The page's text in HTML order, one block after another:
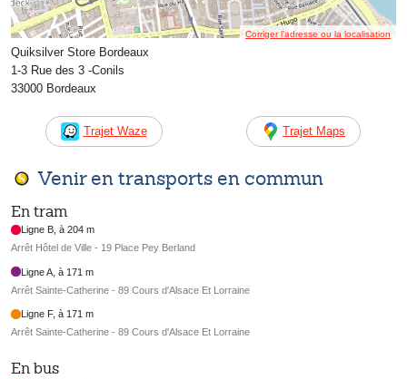
Corriger l’adresse ou la localisation
Quiksilver Store Bordeaux
1-3 Rue des 3 -Conils
33000 Bordeaux
Trajet Waze Trajet Maps
Venir en transports en commun
En tram
Ligne B, à 204 m
Arrêt Hôtel de Ville - 19 Place Pey Berland
Ligne A, à 171 m
Arrêt Sainte-Catherine - 89 Cours d'Alsace Et Lorraine
Ligne F, à 171 m
Arrêt Sainte-Catherine - 89 Cours d'Alsace Et Lorraine
En bus